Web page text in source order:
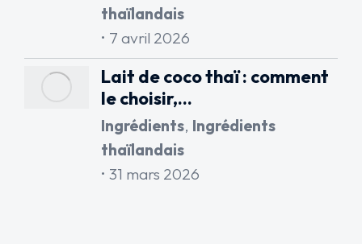
thaïlandais
7 avril 2026
Lait de coco thaï : comment
le choisir,…
Ingrédients, Ingrédients
thaïlandais
31 mars 2026